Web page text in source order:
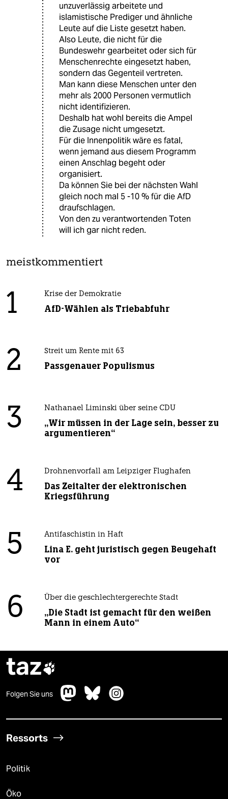
unzuverlässig arbeitete und
islamistische Prediger und ähnliche
Leute auf die Liste gesetzt haben.
Also Leute, die nicht für die
Bundeswehr gearbeitet oder sich für
Menschenrechte eingesetzt haben,
sondern das Gegenteil vertreten.
Man kann diese Menschen unter den
mehr als 2000 Personen vermutlich
nicht identifizieren.
Deshalb hat wohl bereits die Ampel
die Zusage nicht umgesetzt.
Für die Innenpolitik wäre es fatal,
wenn jemand aus diesem Programm
einen Anschlag begeht oder
organisiert.
Da können Sie bei der nächsten Wahl
gleich noch mal 5 -10 % für die AfD
draufschlagen.
Von den zu verantwortenden Toten
will ich gar nicht reden.
meistkommentiert
1 Krise der Demokratie
AfD-Wählen als Triebabfuhr
2 Streit um Rente mit 63
Passgenauer Populismus
3 Nathanael Liminski über seine CDU
„Wir müssen in der Lage sein, besser zu
argumentieren“
4 Drohnenvorfall am Leipziger Flughafen
Das Zeitalter der elektronischen
Kriegsführung
5 Antifaschistin in Haft
Lina E. geht juristisch gegen Beugehaft
vor
6 Über die geschlechtergerechte Stadt
„Die Stadt ist gemacht für den weißen
Mann in einem Auto“
taz
Folgen Sie uns
Ressorts
Politik
Öko